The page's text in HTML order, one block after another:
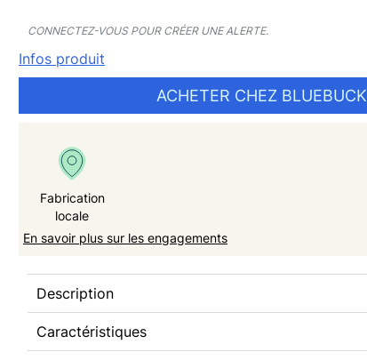
CONNECTEZ-VOUS POUR CRÉER UNE ALERTE.
Infos produit
ACHETER CHEZ BLUEBUCK
Fabrication
locale
En savoir plus sur les engagements
Description
Caractéristiques